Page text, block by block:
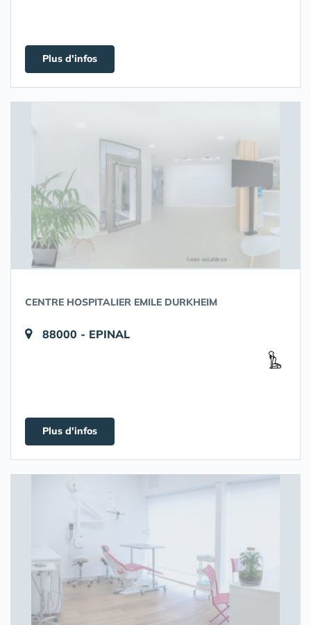
Plus d'infos
CENTRE HOSPITALIER EMILE DURKHEIM
88000 - EPINAL
Plus d'infos